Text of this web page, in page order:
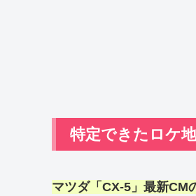
特定できたロケ
マツダ「 CX-5 」 最新CM